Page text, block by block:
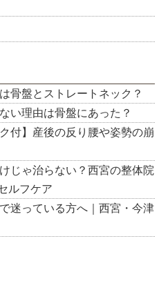
骨盤とストレートネック？
い理由は骨盤にあった？
付】産後の反り腰や姿勢の崩
じゃ治らない？西宮の整体院
ルフケア
迷っている方へ｜西宮・今津